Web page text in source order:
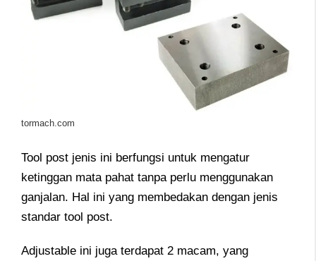
tormach.com
Tool post jenis ini berfungsi untuk mengatur
ketinggan mata pahat tanpa perlu menggunakan
ganjalan. Hal ini yang membedakan dengan jenis
standar tool post.
Adjustable ini juga terdapat 2 macam, yang